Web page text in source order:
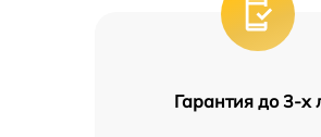
Гарантия до 3-х